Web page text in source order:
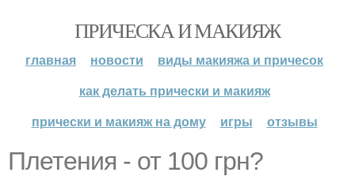
ПРИЧЕСКА И МАКИЯЖ
главная новости
виды макияжа и причесок
как делать прически и макияж
прически и макияж на дому
игры отзывы
Плетения - от 100 грн?